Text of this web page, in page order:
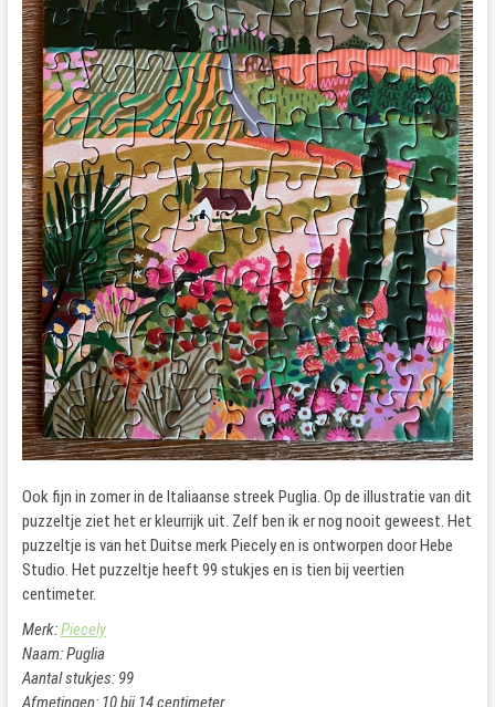
Ook fijn in zomer in de Italiaanse streek Puglia. Op de illustratie van dit
puzzeltje ziet het er kleurrijk uit. Zelf ben ik er nog nooit geweest. Het
puzzeltje is van het Duitse merk Piecely en is ontworpen door Hebe
Studio. Het puzzeltje heeft 99 stukjes en is tien bij veertien
centimeter.
Merk:Piecely
Naam: Puglia
Aantal stukjes: 99
Afmetingen: 10 bij 14 centimeter